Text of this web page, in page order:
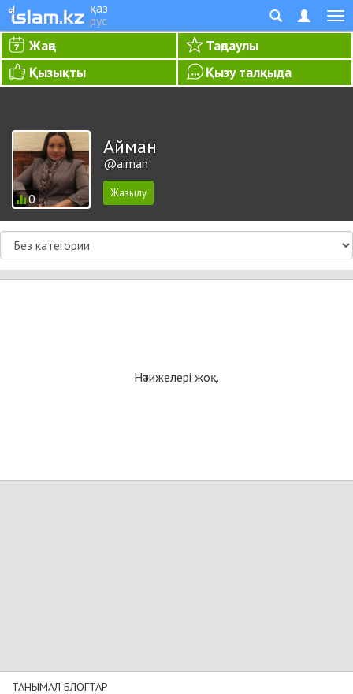
қаз
рус
Жаңа
Таңдаулы
Қызықты
Қызу талқыда
0
Айман
@aiman
Нәтижелері жоқ.
ТАНЫМАЛ БЛОГТАР